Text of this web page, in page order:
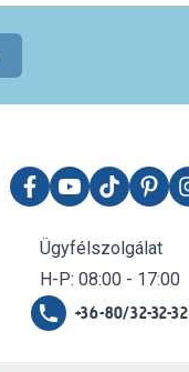
Ügyfélszolgálat
H-P: 08:00 - 17:00
+36-80/32-32-32